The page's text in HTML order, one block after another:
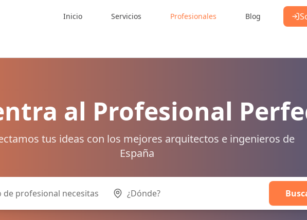
Inicio Servicios Profesionales Blog
al Profesional
tus ideas con los mejores arquitectos e ingenieros de
España